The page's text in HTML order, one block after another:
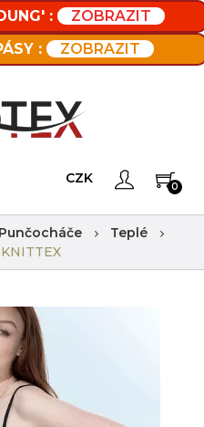
:
ZOBRAZIT
:
ZOBRAZIT
CZK
0
Punčocháče
Teplé